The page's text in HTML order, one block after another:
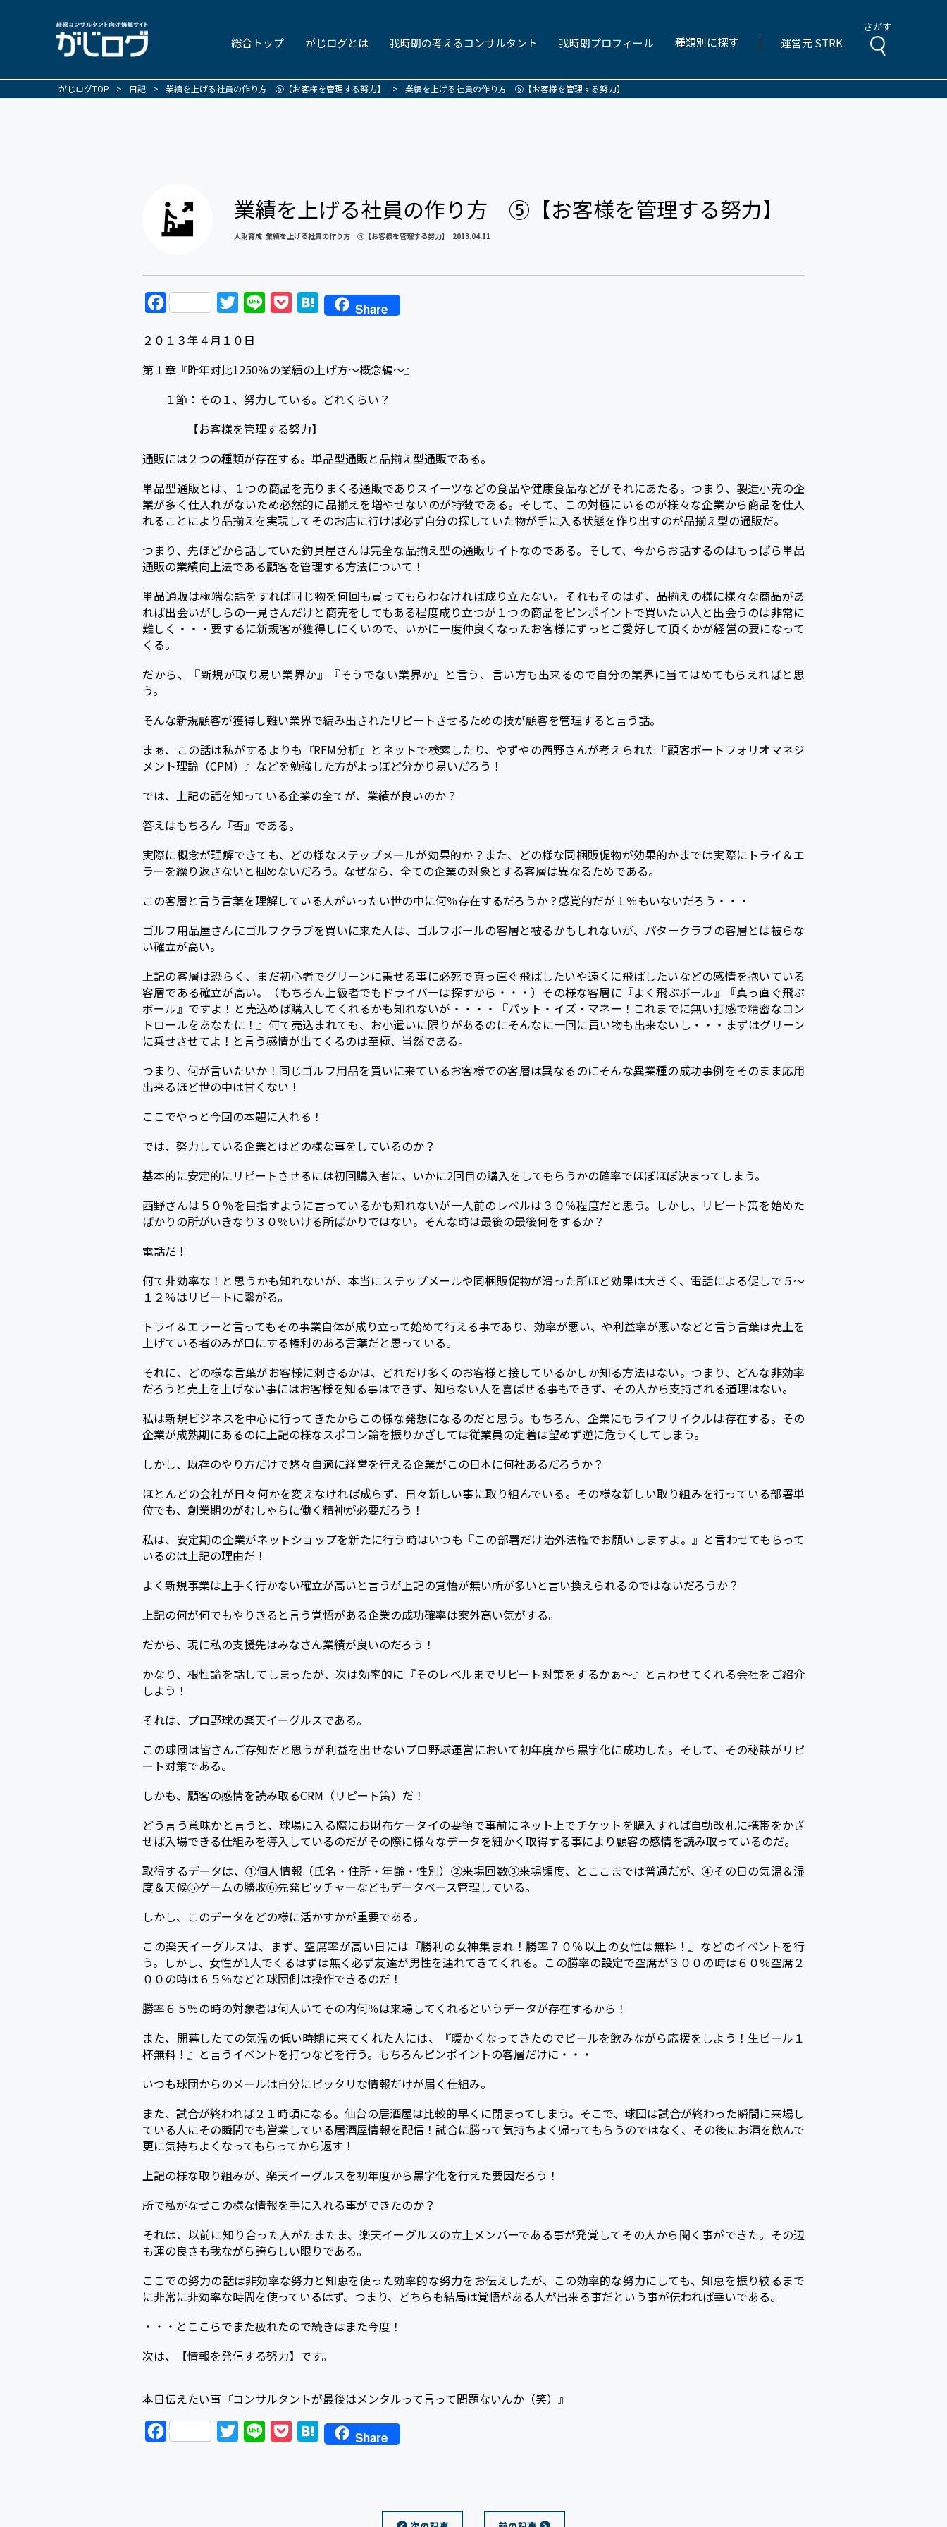
総合トップ がじログとは 我時朗の考えるコンサルタント 我時朗プロフィール 種類別に探す 運営元 STRK
さがす
がじログTOP > 日記 > 業績を上げる社員の作り方 ⑤【お客様を管理する努力】 > 業績を上げる社員の作り方 ⑤【お客様を管理する努力】
業績を上げる社員の作り方 ⑤【お客様を管理する努力】
人財育成 業績を上げる社員の作り方 ⑤【お客様を管理する努力】 2013.04.11
F
c
e
o
k
i
t
e
r
e
k
t
H
e
Share
２０１３年４月１０日
第１章『昨年対比1250％の業績の上げ方～概念編～』
１節：その１、努力している。どれくらい？
【お客様を管理する努力】
通販には２つの種類が存在する。単品型通販と品揃え型通販である。
単品型通販とは、１つの商品を売りまくる通販でありスイーツなどの食品や健康食品などがそれにあたる。つまり、製造小売の企
業が多く仕入れがないため必然的に品揃えを増やせないのが特徴である。そして、この対極にいるのが様々な企業から商品を仕入
れることにより品揃えを実現してそのお店に行けば必ず自分の探していた物が手に入る状態を作り出すのが品揃え型の通販だ。
つまり、先ほどから話していた釣具屋さんは完全な品揃え型の通販サイトなのである。そして、今からお話するのはもっぱら単品
通販の業績向上法である顧客を管理する方法について！
単品通販は極端な話をすれば同じ物を何回も買ってもらわなければ成り立たない。それもそのはず、品揃えの様に様々な商品があ
れば出会いがしらの一見さんだけと商売をしてもある程度成り立つが１つの商品をピンポイントで買いたい人と出会うのは非常に
難しく・・・要するに新規客が獲得しにくいので、いかに一度仲良くなったお客様にずっとご愛好して頂くかが経営の要になって
くる。
だから、『新規が取り易い業界か』『そうでない業界か』と言う、言い方も出来るので自分の業界に当てはめてもらえればと思
う。
そんな新規顧客が獲得し難い業界で編み出されたリピートさせるための技が顧客を管理すると言う話。
まぁ、この話は私がするよりも『RFM分析』とネットで検索したり、やずやの西野さんが考えられた『顧客ポートフォリオマネジ
メント理論（CPM）』などを勉強した方がよっぽど分かり易いだろう！
では、上記の話を知っている企業の全てが、業績が良いのか？
答えはもちろん『否』である。
実際に概念が理解できても、どの様なステップメールが効果的か？また、どの様な同梱販促物が効果的かまでは実際にトライ＆エ
ラーを繰り返さないと掴めないだろう。なぜなら、全ての企業の対象とする客層は異なるためである。
この客層と言う言葉を理解している人がいったい世の中に何％存在するだろうか？感覚的だが１％もいないだろう・・・
ゴルフ用品屋さんにゴルフクラブを買いに来た人は、ゴルフボールの客層と被るかもしれないが、パタークラブの客層とは被らな
い確立が高い。
上記の客層は恐らく、まだ初心者でグリーンに乗せる事に必死で真っ直ぐ飛ばしたいや遠くに飛ばしたいなどの感情を抱いている
客層である確立が高い。（もちろん上級者でもドライバーは探すから・・・）その様な客層に『よく飛ぶボール』『真っ直ぐ飛ぶ
ボール』ですよ！と売込めば購入してくれるかも知れないが・・・・『パット・イズ・マネー！これまでに無い打感で精密なコン
トロールをあなたに！』何て売込まれても、お小遣いに限りがあるのにそんなに一回に買い物も出来ないし・・・まずはグリーン
に乗せさせてよ！と言う感情が出てくるのは至極、当然である。
つまり、何が言いたいか！同じゴルフ用品を買いに来ているお客様での客層は異なるのにそんな異業種の成功事例をそのまま応用
出来るほど世の中は甘くない！
ここでやっと今回の本題に入れる！
では、努力している企業とはどの様な事をしているのか？
基本的に安定的にリピートさせるには初回購入者に、いかに2回目の購入をしてもらうかの確率でほぼほぼ決まってしまう。
西野さんは５０％を目指すように言っているかも知れないが一人前のレベルは３０％程度だと思う。しかし、リピート策を始めた
ばかりの所がいきなり３０％いける所ばかりではない。そんな時は最後の最後何をするか？
電話だ！
何て非効率な！と思うかも知れないが、本当にステップメールや同梱販促物が滑った所ほど効果は大きく、電話による促しで５～
１２％はリピートに繋がる。
トライ＆エラーと言ってもその事業自体が成り立って始めて行える事であり、効率が悪い、や利益率が悪いなどと言う言葉は売上を
上げている者のみが口にする権利のある言葉だと思っている。
それに、どの様な言葉がお客様に刺さるかは、どれだけ多くのお客様と接しているかしか知る方法はない。つまり、どんな非効率
だろうと売上を上げない事にはお客様を知る事はできず、知らない人を喜ばせる事もできず、その人から支持される道理はない。
私は新規ビジネスを中心に行ってきたからこの様な発想になるのだと思う。もちろん、企業にもライフサイクルは存在する。その
企業が成熟期にあるのに上記の様なスポコン論を振りかざしては従業員の定着は望めず逆に危うくしてしまう。
しかし、既存のやり方だけで悠々自適に経営を行える企業がこの日本に何社あるだろうか？
ほとんどの会社が日々何かを変えなければ成らず、日々新しい事に取り組んでいる。その様な新しい取り組みを行っている部署単
位でも、創業期のがむしゃらに働く精神が必要だろう！
私は、安定期の企業がネットショップを新たに行う時はいつも『この部署だけ治外法権でお願いしますよ。』と言わせてもらって
いるのは上記の理由だ！
よく新規事業は上手く行かない確立が高いと言うが上記の覚悟が無い所が多いと言い換えられるのではないだろうか？
上記の何が何でもやりきると言う覚悟がある企業の成功確率は案外高い気がする。
だから、現に私の支援先はみなさん業績が良いのだろう！
かなり、根性論を話してしまったが、次は効率的に『そのレベルまでリピート対策をするかぁ～』と言わせてくれる会社をご紹介
しよう！
それは、プロ野球の楽天イーグルスである。
この球団は皆さんご存知だと思うが利益を出せないプロ野球運営において初年度から黒字化に成功した。そして、その秘訣がリピ
ート対策である。
しかも、顧客の感情を読み取るCRM（リピート策）だ！
どう言う意味かと言うと、球場に入る際にお財布ケータイの要領で事前にネット上でチケットを購入すれば自動改札に携帯をかざ
せば入場できる仕組みを導入しているのだがその際に様々なデータを細かく取得する事により顧客の感情を読み取っているのだ。
取得するデータは、①個人情報（氏名・住所・年齢・性別）②来場回数③来場頻度、とここまでは普通だが、④その日の気温＆湿
度＆天候⑤ゲームの勝敗⑥先発ピッチャーなどもデータベース管理している。
しかし、このデータをどの様に活かすかが重要である。
この楽天イーグルスは、まず、空席率が高い日には『勝利の女神集まれ！勝率７０％以上の女性は無料！』などのイベントを行
う。しかし、女性が1人でくるはずは無く必ず友達が男性を連れてきてくれる。この勝率の設定で空席が３００の時は６０％空席２
００の時は６５％などと球団側は操作できるのだ！
勝率６５％の時の対象者は何人いてその内何％は来場してくれるというデータが存在するから！
また、開幕したての気温の低い時期に来てくれた人には、『暖かくなってきたのでビールを飲みながら応援をしよう！生ビール１
杯無料！』と言うイベントを打つなどを行う。もちろんピンポイントの客層だけに・・・
いつも球団からのメールは自分にピッタリな情報だけが届く仕組み。
また、試合が終われば２１時頃になる。仙台の居酒屋は比較的早くに閉まってしまう。そこで、球団は試合が終わった瞬間に来場し
ている人にその瞬間でも営業している居酒屋情報を配信！試合に勝って気持ちよく帰ってもらうのではなく、その後にお酒を飲んで
更に気持ちよくなってもらってから返す！
上記の様な取り組みが、楽天イーグルスを初年度から黒字化を行えた要因だろう！
所で私がなぜこの様な情報を手に入れる事ができたのか？
それは、以前に知り合った人がたまたま、楽天イーグルスの立上メンバーである事が発覚してその人から聞く事ができた。その辺
も運の良さも我ながら誇らしい限りである。
ここでの努力の話は非効率な努力と知恵を使った効率的な努力をお伝えしたが、この効率的な努力にしても、知恵を振り絞るまで
に非常に非効率な時間を使っているはず。つまり、どちらも結局は覚悟がある人が出来る事だという事が伝われば幸いである。
・・・とここらでまた疲れたので続きはまた今度！
次は、【情報を発信する努力】です。
本日伝えたい事『コンサルタントが最後はメンタルって言って問題ないんか（笑）』
F
H
Share